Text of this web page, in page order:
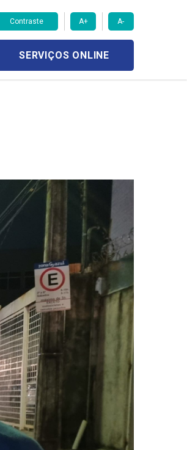
Contraste A+ A-
SERVIÇOS ONLINE